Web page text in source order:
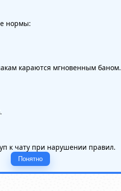
нормы:
караются мгновенным баном.
к чату при нарушении правил.
Понятно